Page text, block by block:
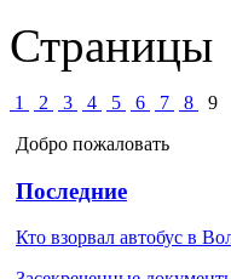
Страницы
1 2 3 4 5 6 7 8 9